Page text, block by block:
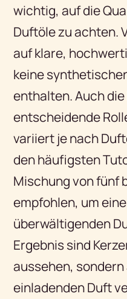
wichtig, auf die
Duftöle zu achten.
auf klare,
keine
enthalten. Auch
entscheidende
variiert je nach
den häufigsten
Mischung von fünf
empfohlen, um
überwältigenden
Ergebnis sind
aussehen,
einladenden Duft